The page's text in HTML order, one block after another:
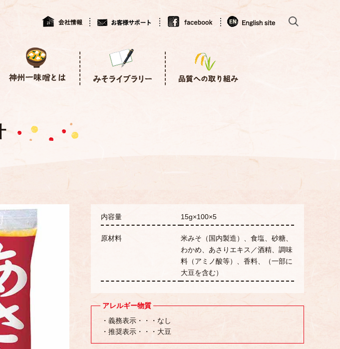
内容量 15g×100×5
原材料
米みそ（国内製造）、食塩、砂糖、
わかめ、あさりエキス／酒精、調味
料（アミノ酸等）、香料、（一部に
大豆を含む）
アレルギー物質
・義務表示・・・なし
・推奨表示・・・大豆